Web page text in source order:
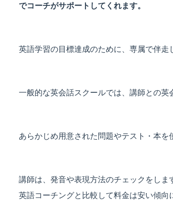
でコーチがサポートしてくれます。
英語学習の目標達成のために、専属で伴走
一般的な英会話スクールでは、講師との英
あらかじめ用意された問題やテスト・本を
講師は、発音や表現方法のチェックをしま
英語コーチングと比較して料金は安い傾向